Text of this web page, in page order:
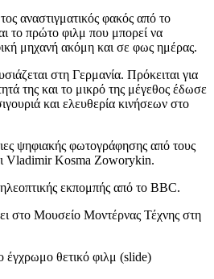
αναστιγματικός φακός από το
το πρώτο φιλμ που μπορεί να
μηχανή ακόμη και σε φως ημέρας.
στη Γερμανία. Πρόκειται για
της και το μικρό της μέγεθος έδωσε
και ελευθερία κινήσεων στο
ψηφιακής φωτογράφησης από τους
Vladimir Kosma Zoworykin.
εκπομπής από το BBC.
στο Μουσείο Μοντέρνας Τέχνης στη
θετικό φιλμ (slide)